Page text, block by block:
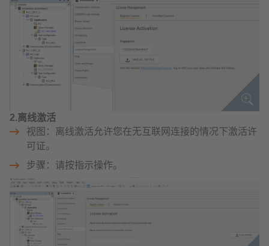
2.离线激活
视图：离线激活允许您在无互联网连接的情况下激活许
可证。
步骤：请按指示操作。